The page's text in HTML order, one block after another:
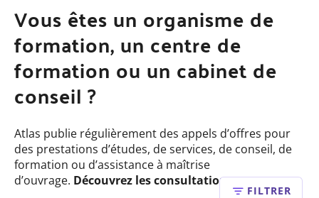
Vous êtes un organisme de
formation, un centre de
formation ou un cabinet de
conseil ?
Atlas publie régulièrement des appels d’offres pour
des prestations d’études, de services, de conseil, de
formation ou d’assistance à maîtrise
d’ouvrage. Découvrez les consultations en cours :
FILTRER